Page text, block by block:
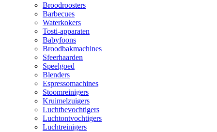
Broodroosters
Barbecues
Waterkokers
Tosti-apparaten
Babyfoons
Broodbakmachines
Sfeerhaarden
Speelgoed
Blenders
Espressomachines
Stoomreinigers
Kruimelzuigers
Luchtbevochtigers
Luchtontvochtigers
Luchtreinigers